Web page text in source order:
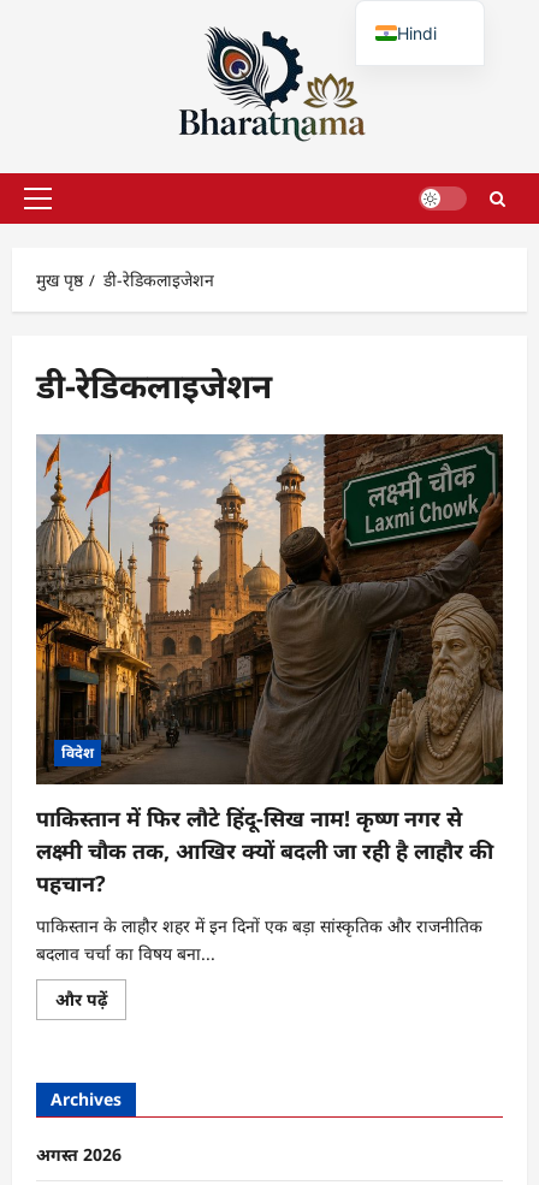
प्राथमिक
मुख पृष्ठ
डी-रेडिकलाइजेशन
डी-रेडिकलाइजेशन
विदेश
पाकिस्तान में फिर लौटे हिंदू-सिख नाम! कृष्ण नगर से
लक्ष्मी चौक तक, आखिर क्यों बदली जा रही है लाहौर की
पहचान?
पाकिस्तान के लाहौर शहर में इन दिनों एक बड़ा सांस्कृतिक और राजनीतिक
बदलाव चर्चा का विषय बना...
और पढ़ेंपाकिस्तान
में
सिख
नाम!
कृष्ण
से
लक्ष्मी
Archives
अगस्त 2026
Hindi